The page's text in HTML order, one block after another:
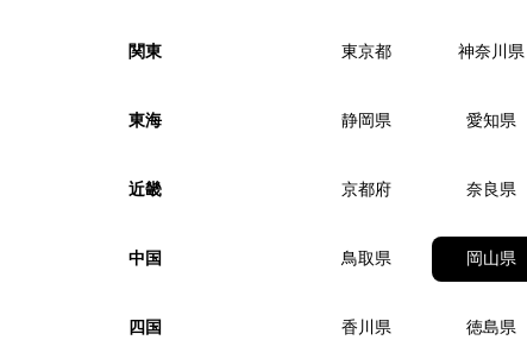
関東 東京都 神奈川県
東海 静岡県 愛知県
近畿 京都府 奈良県
中国 鳥取県 岡山県
四国 香川県 徳島県